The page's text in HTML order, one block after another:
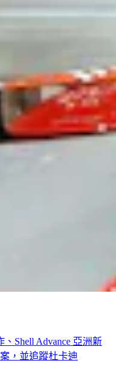
、Shell Advance 亞洲新
，並追蹤杜卡迪